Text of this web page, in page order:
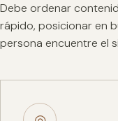
Debe ordenar
rápido, posicionar en
persona encuentre el